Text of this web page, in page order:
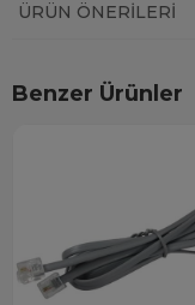
ÜRÜN ÖNERILERI
Benzer Ürünler